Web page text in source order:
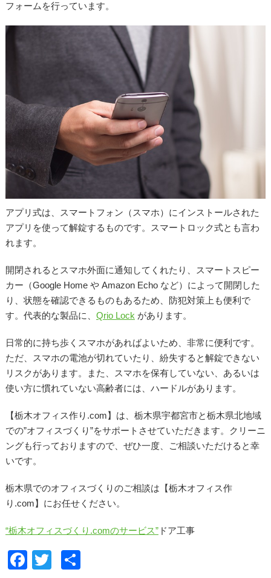
フォームを行っています。
アプリ式は、スマートフォン（スマホ）にインストールされた
アプリを使って解錠するものです。スマートロック式とも言わ
れます。
開閉されるとスマホ外面に通知してくれたり、スマートスピー
カー（Google Home や Amazon Echo など）によって開閉した
り、状態を確認できるものもあるため、防犯対策上も便利で
す。代表的な製品に、 Qrio Lock があります。
日常的に持ち歩くスマホがあればよいため、非常に便利です。
ただ、スマホの電池が切れていたり、紛失すると解錠できない
リスクがあります。また、スマホを保有していない、あるいは
使い方に慣れていない高齢者には、ハードルがあります。
【栃木オフィス作り.com】は、栃木県宇都宮市と栃木県北地域
での”オフィスづくり”をサポートさせていただきます。クリーニ
ングも行っておりますので、ぜひ一度、ご相談いただけると幸
いです。
栃木県でのオフィスづくりのご相談は【栃木オフィス作
り.com】にお任せください。
“栃木オフィスづくり.comのサービス”ドア工事
F